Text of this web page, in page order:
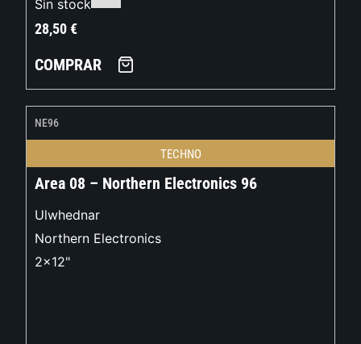
Sin stock
28,50€
COMPRAR
NE96
TECHNO
Area 08 – Northern Electronics 96
Ulwhednar
Northern Electronics
2x12"